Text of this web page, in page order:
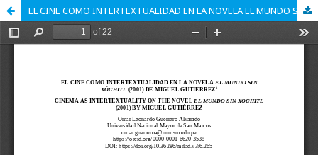
EL CINE COMO INTERTEXTUALIDAD EN LA NOVELA EL MUNDO SIN XÓCHITL (2001) DE MIGUEL GUTIÉRREZ